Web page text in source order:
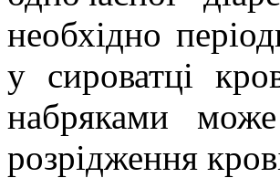
необхідно
у сироватці
набряками
розрідження